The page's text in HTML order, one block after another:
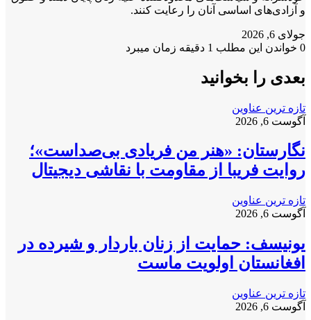
و آزادی‌های اساسی آنان را رعایت کنند.
جولای 6, 2026
0 خواندن این مطلب 1 دقیقه زمان میبرد
بعدی را بخوانید
تازه ترین عناوین
آگوست 6, 2026
نگارستان: «هنر من فریادی بی‌صداست»؛
روایت فریبا از مقاومت با نقاشی دیجیتال
تازه ترین عناوین
آگوست 6, 2026
یونیسف: حمایت از زنان باردار و شیرده در
افغانستان اولویت ماست
تازه ترین عناوین
آگوست 6, 2026